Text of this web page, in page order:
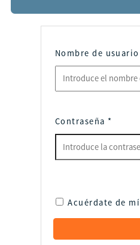
Nombre de usuario
Contraseña *
Acuérdate de mí